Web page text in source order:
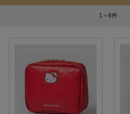
1～6件